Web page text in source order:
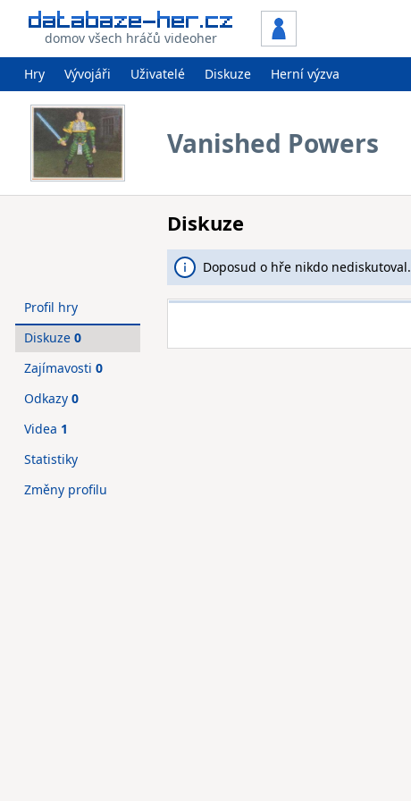
domov všech hráčů videoher
Hry Vývojáři Uživatelé Diskuze Herní výzva
Vanished Powers
Diskuze
Doposud o hře nikdo nediskutoval.
Profil hry
Diskuze 0
Zajímavosti 0
Odkazy 0
Videa 1
Statistiky
Změny profilu